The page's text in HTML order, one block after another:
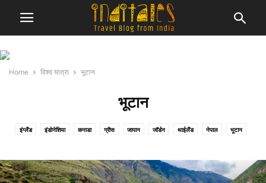
Home विश्व यात्रा भूटान
भूटान
इंग्लैंड इंडोनेशिया कनाडा ग्रीस जापान जॉर्डन थाईलैंड नेपाल भूटान